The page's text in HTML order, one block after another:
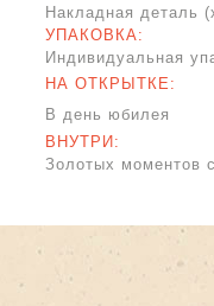
Накладная деталь
УПАКОВКА:
Индивидуальная
НА ОТКРЫТКЕ:
В день юбилея
ВНУТРИ:
Золотых моментов